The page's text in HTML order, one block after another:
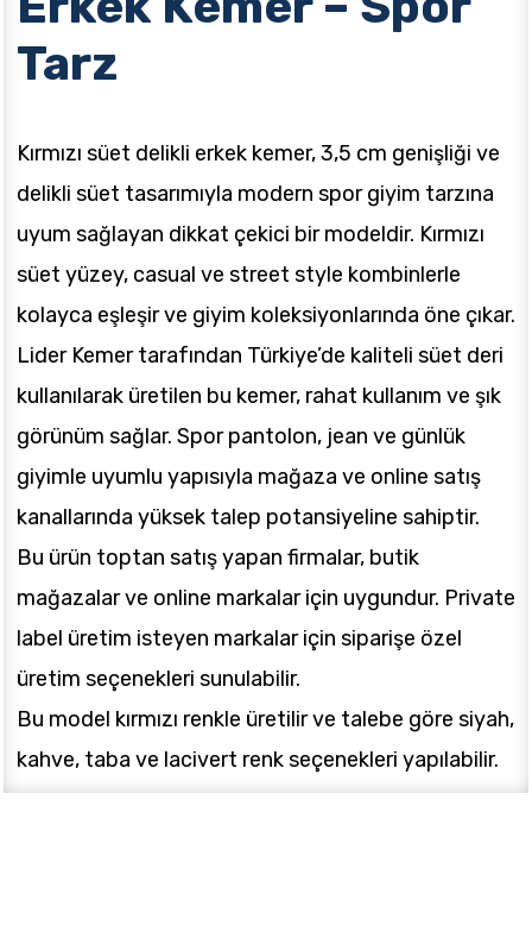
Tarz
Kırmızı süet delikli erkek kemer, 3,5 cm genişliği ve
delikli süet tasarımıyla modern spor giyim tarzına
uyum sağlayan dikkat çekici bir modeldir. Kırmızı
süet yüzey, casual ve street style kombinlerle
kolayca eşleşir ve giyim koleksiyonlarında öne çıkar.
Lider Kemer tarafından Türkiye’de kaliteli süet deri
kullanılarak üretilen bu kemer, rahat kullanım ve şık
görünüm sağlar. Spor pantolon, jean ve günlük
giyimle uyumlu yapısıyla mağaza ve online satış
kanallarında yüksek talep potansiyeline sahiptir.
Bu ürün toptan satış yapan firmalar, butik
mağazalar ve online markalar için uygundur. Private
label üretim isteyen markalar için siparişe özel
üretim seçenekleri sunulabilir.
Bu model kırmızı renkle üretilir ve talebe göre siyah,
kahve, taba ve lacivert renk seçenekleri yapılabilir.